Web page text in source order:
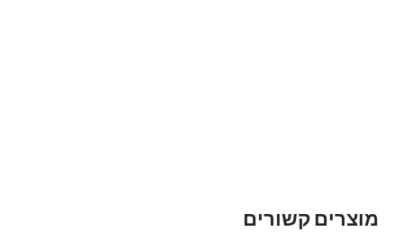
מוצרים קשורים